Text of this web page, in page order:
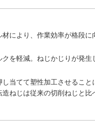
により、作業効率が格段
を軽減。ねじかじりが発
当てて塑性加工させるこ
ねじは従来の切削ねじと